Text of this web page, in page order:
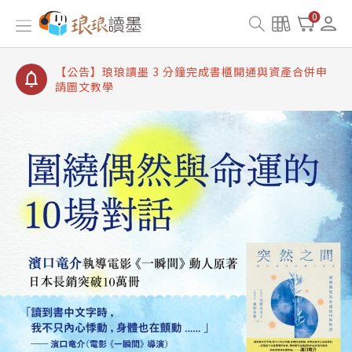
0
【公告】琅琅讀墨書櫃開通常見問題
【公告】琅琅讀墨 3 分鐘完成書櫃開通與資產合併申
【公告】琅琅書店服務升級重要說明及資產合併結果
查詢
【公告】琅琅讀墨數位閱讀資產合併與書櫃開通申請